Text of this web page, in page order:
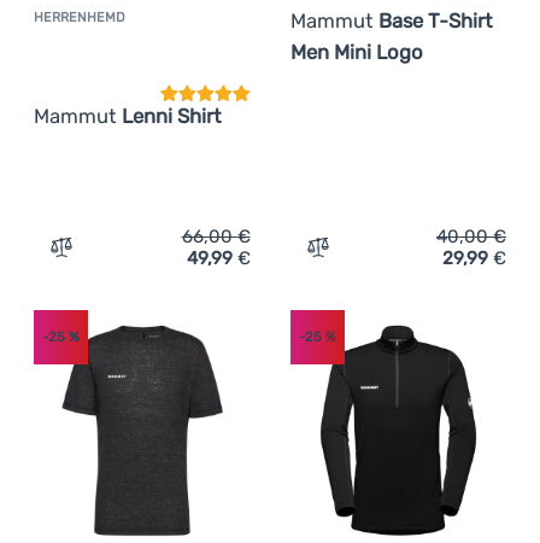
HERRENHEMD
Mammut Lenni Shirt
Kundenbewertung
Zum Vergleich 'Herrenhemd Mammut Lenni Shirt'
66,00€
49,99 €
Mammut Base T-Shirt
Men Mini Logo
Zum Vergleich 'Herren-T-
40,00€
29,99 €
-25 % -25%